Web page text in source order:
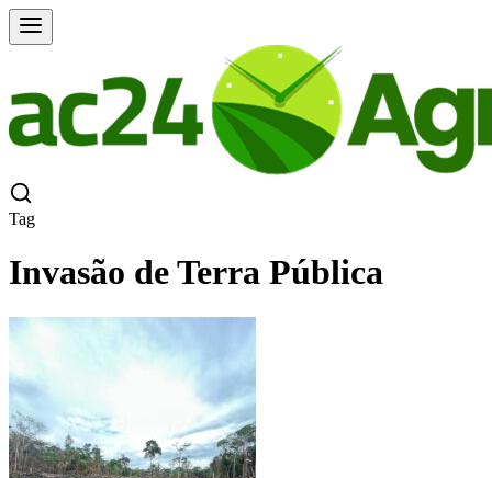
Tag
Invasão de Terra Pública